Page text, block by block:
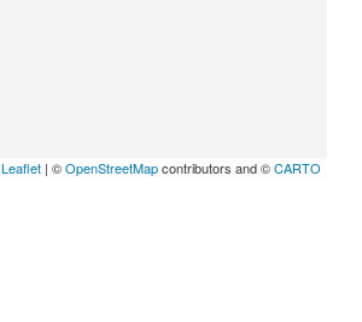
Leaflet | ©OpenStreetMapcontributors and ©CARTO